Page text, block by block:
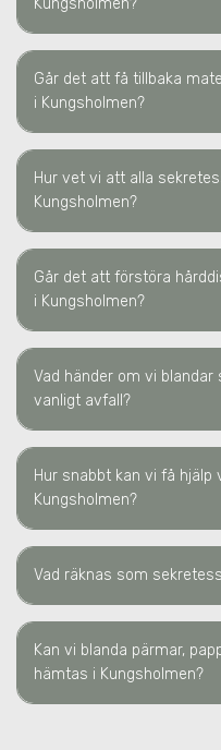
Kungsholmen ?
Går det att få tillbaka
i Kungsholmen?
Hur vet vi att alla
Kungsholmen?
Går det att förstöra
i Kungsholmen?
Vad händer om vi
vanligt avfall?
Hur snabbt kan vi få
Kungsholmen?
Vad räknas som
Kan vi blanda pärmar,
hämtas i Kungsholmen?